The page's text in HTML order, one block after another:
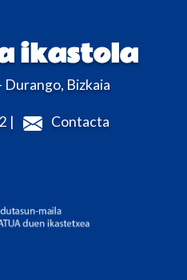
ikastola
Durango, Bizkaia
| Contacta